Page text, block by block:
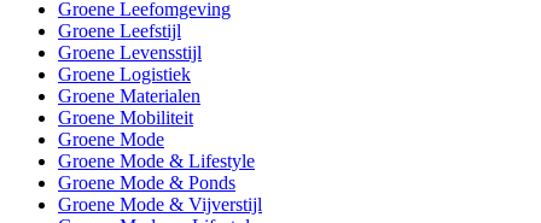
Groene Leefomgeving
Groene Leefstijl
Groene Levensstijl
Groene Logistiek
Groene Materialen
Groene Mobiliteit
Groene Mode
Groene Mode & Lifestyle
Groene Mode & Ponds
Groene Mode & Vijverstijl